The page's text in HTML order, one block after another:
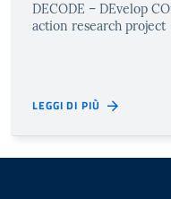
DECODE – DEvelop
action research project
LEGGI DI PIÙ